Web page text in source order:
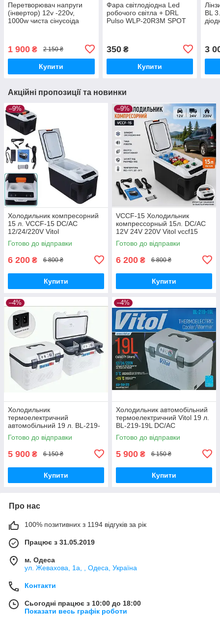
Перетворювач напруги
(інвертор) 12v -220v,
1000w чиста сінусоіда
1 900 ₴ 2 150 ₴
Купити
Фара світлодіодна Led
робочого світла + DRL
Pulso WLP-20R3M SPOT
350₴
Купити
BL
3
Акційні пропозиції та новинки
–9%
Холодильник компресорний
15 л. VCCF-15 DC/AC
12/24/220V Vitol
Готово до відправки
6 200 ₴ 6 800 ₴
Купити
–9%
VCCF-15 Холодильник
компрессорный 15л. DC/AC
12V 24V 220V Vitol vccf15
Готово до відправки
6 200 ₴ 6 800 ₴
Купити
–4%
Холодильник
термоелектричний
автомобільний 19 л. BL-219-
19L DC/AC 12/24/220V 60W
Готово до відправки
5 900 ₴ 6 150 ₴
Купити
–4%
Холодильник автомобільний
термоелектричний Vitol 19 л.
BL-219-19L DC/AC
12/24/220V 60W ThermoMix
Готово до відправки
5 900 ₴ 6 150 ₴
Купити
Про нас
100% позитивних з 1194 відгуків за рік
Працює з 31.05.2019
м. Одеса
ул. Жевахова, 1a, , Одеса, Україна
Контакти
Сьогодні працює з 10:00 до 18:00
Показати весь графік роботи